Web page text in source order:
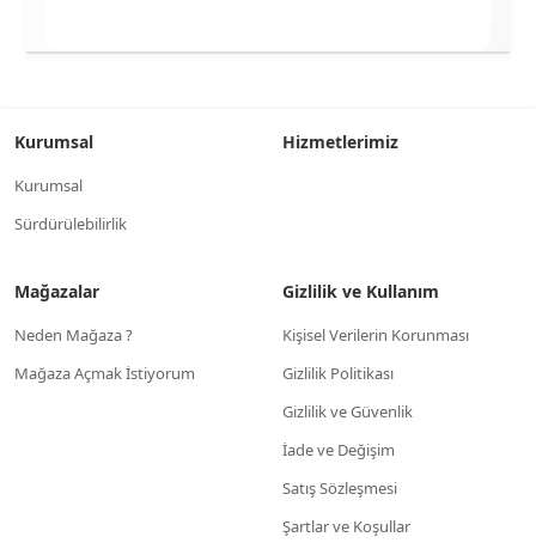
Kurumsal
Kurumsal
Sürdürülebilirlik
Hizmetlerimiz
Mağazalar
Neden Mağaza ?
Mağaza Açmak İstiyorum
Gizlilik ve Kullanım
Kişisel Verilerin Korunması
Gizlilik Politikası
Gizlilik ve Güvenlik
İade ve Değişim
Satış Sözleşmesi
Şartlar ve Koşullar